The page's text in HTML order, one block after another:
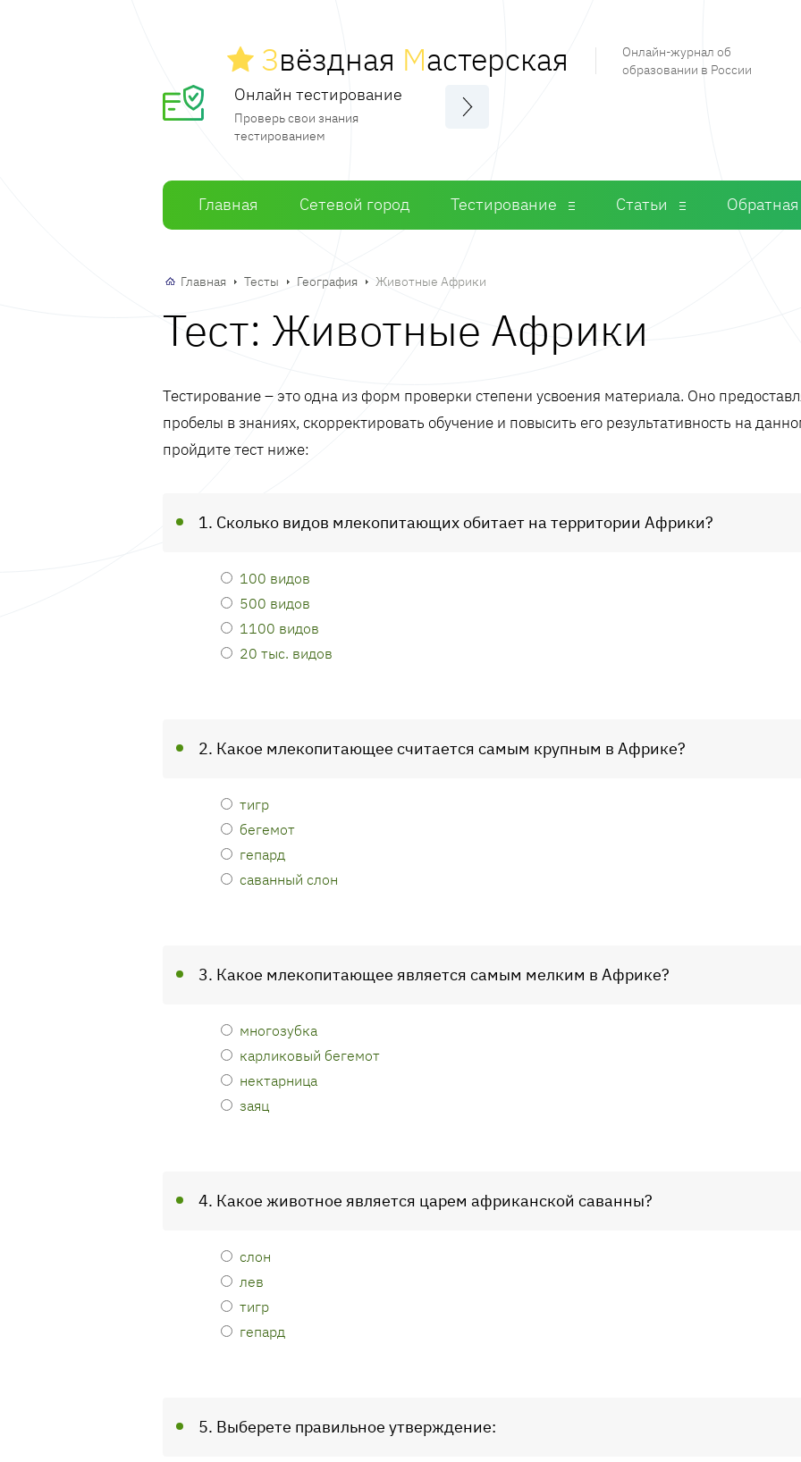
Звёздная Мастерская
Онлайн-журнал об
образовании в России
Онлайн тестирование
Проверь свои знания
тестированием
Главная Сетевой город Тестирование Статьи
Главная Тесты География Животные Африки
Тест: Животные Африки
Тестирование – это одна из форм проверки степени усвоения материала. Оно
пробелы в знаниях, скорректировать обучение и повысить его результативность на
пройдите тест ниже:
1. Сколько видов млекопитающих обитает на территории Африки?
100 видов
500 видов
1100 видов
20 тыс. видов
2. Какое млекопитающее считается самым крупным в Африке?
тигр
бегемот
гепард
саванный слон
3. Какое млекопитающее является самым мелким в Африке?
многозубка
карликовый бегемот
нектарница
заяц
4. Какое животное является царем африканской саванны?
слон
лев
тигр
гепард
5. Выберете правильное утверждение: